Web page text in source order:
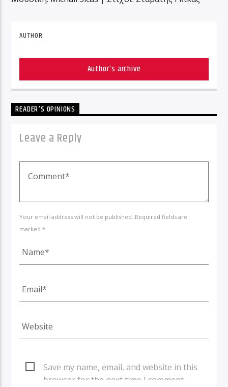
AUTHOR
Author's archive
READER'S OPINIONS
Leave a Reply
Your email address will not be published. Required fields are
marked *
Save my name, email, and website in this
browser for the next time I comment.